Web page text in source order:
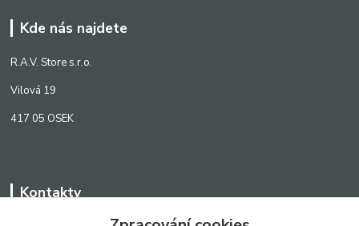
Kde nás najdete
R.A.V. Store s.r.o.
Vilová 19
417 05 OSEK
Kontakty